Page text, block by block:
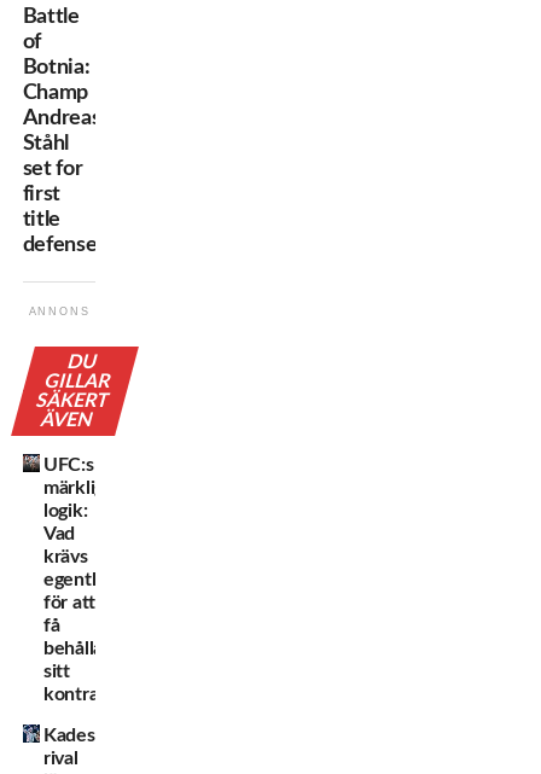
Battle
of
Botnia:
Champ
Andreas
Ståhl
set for
first
title
defense
ANNONS
DU
GILLAR
SÄKERT
ÄVEN
UFC:s
märkliga
logik:
Vad
krävs
egentligen
för att
få
behålla
sitt
kontrakt?
Kadestams
rival